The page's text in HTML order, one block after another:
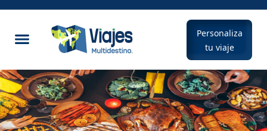
Personaliza
tu viaje